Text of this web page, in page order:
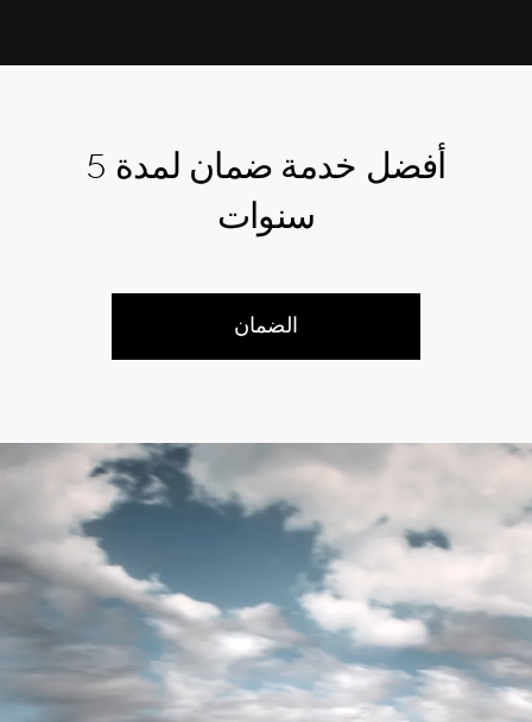
أفضل خدمة ضمان لمدة 5
سنوات
الضمان